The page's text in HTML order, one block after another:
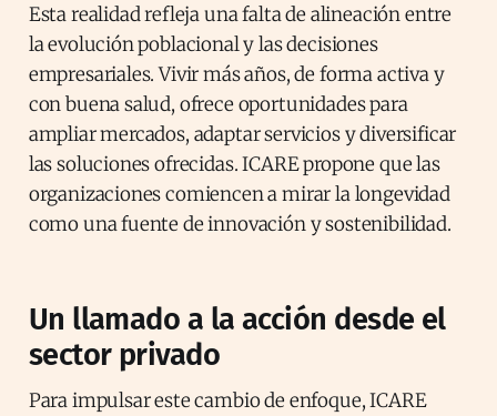
Esta realidad refleja una falta de alineación entre
la evolución poblacional y las decisiones
empresariales. Vivir más años, de forma activa y
con buena salud, ofrece oportunidades para
ampliar mercados, adaptar servicios y diversificar
las soluciones ofrecidas. ICARE propone que las
organizaciones comiencen a mirar la longevidad
como una fuente de innovación y sostenibilidad.
Un llamado a la acción desde el
sector privado
Para impulsar este cambio de enfoque, ICARE